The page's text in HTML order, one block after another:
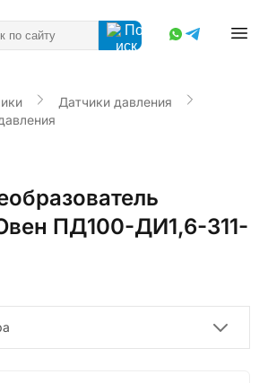
Датчики давления
ПД100-ДИ1,6-311-